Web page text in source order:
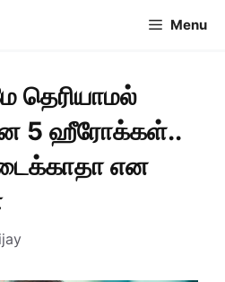
Menu
தெரியாமல்
5 ஹீரோக்கள்..
என